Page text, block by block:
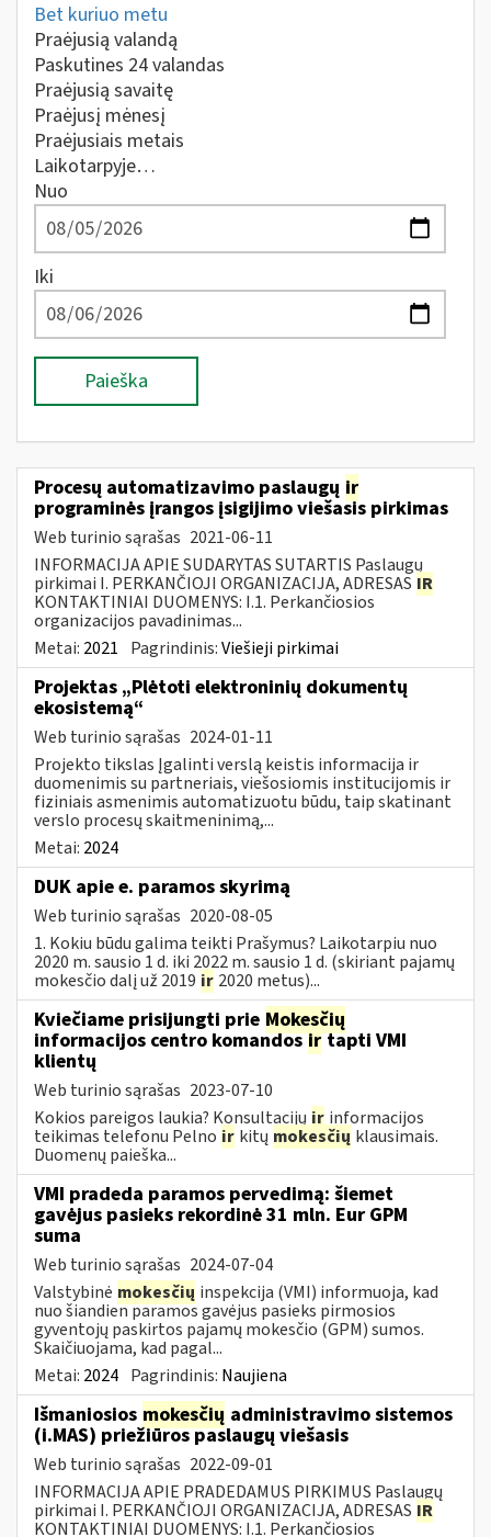
Bet kuriuo metu
Praėjusią valandą
Paskutines 24 valandas
Praėjusią savaitę
Praėjusį mėnesį
Praėjusiais metais
Laikotarpyje…
Nuo
Iki
Paieška
Procesų automatizavimo paslaugų ir
programinės įrangos įsigijimo viešasis pirkimas
Web turinio sąrašas 2021-06-11
INFORMACIJA APIE SUDARYTAS SUTARTIS Paslaugų
pirkimai I. PERKANČIOJI ORGANIZACIJA, ADRESAS IR
KONTAKTINIAI DUOMENYS: I.1. Perkančiosios
organizacijos pavadinimas...
Metai: 2021 Pagrindinis:Viešieji pirkimai
Projektas „Plėtoti elektroninių dokumentų
ekosistemą“
Web turinio sąrašas 2024-01-11
Projekto tikslas Įgalinti verslą keistis informacija ir
duomenimis su partneriais, viešosiomis institucijomis ir
fiziniais asmenimis automatizuotu būdu, taip skatinant
verslo procesų skaitmeninimą,...
Metai: 2024
DUK apie e. paramos skyrimą
Web turinio sąrašas 2020-08-05
1. Kokiu būdu galima teikti Prašymus? Laikotarpiu nuo
2020 m. sausio 1 d. iki 2022 m. sausio 1 d. (skiriant pajamų
mokesčio dalį už 2019 ir 2020 metus)...
Kviečiame prisijungti prie Mokesčių
informacijos centro komandosirtapti VMI
klientų
Web turinio sąrašas 2023-07-10
Kokios pareigos laukia? Konsultacijų ir informacijos
teikimas telefonu Pelno ir kitų mokesčių klausimais.
Duomenų paieška...
VMI pradeda paramos pervedimą: šiemet
gavėjus pasieks rekordinė 31 mln. Eur GPM
suma
Web turinio sąrašas 2024-07-04
Valstybinė mokesčių inspekcija (VMI) informuoja, kad
nuo šiandien paramos gavėjus pasieks pirmosios
gyventojų paskirtos pajamų mokesčio (GPM) sumos.
Skaičiuojama, kad pagal...
Metai: 2024 Pagrindinis: Naujiena
Išmaniosios mokesčių administravimo sistemos
(i.MAS) priežiūros paslaugų viešasis
Web turinio sąrašas 2022-09-01
INFORMACIJA APIE PRADEDAMUS PIRKIMUS Paslaugų
pirkimai I. PERKANČIOJI ORGANIZACIJA, ADRESAS IR
KONTAKTINIAI DUOMENYS: I.1. Perkančiosios